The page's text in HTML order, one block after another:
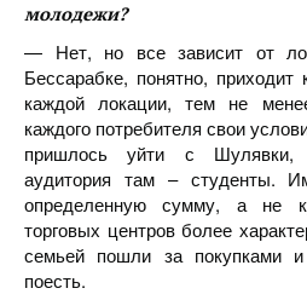
молодежи?
— Нет, но все зависит от
Бессарабке, понятно,
каждой локации, тем не
каждого потребителя свои
пришлось уйти с Шулявки,
аудитория там – студенты.
определенную сумму, а не
торговых центров более
семьей пошли за покупками
поесть.